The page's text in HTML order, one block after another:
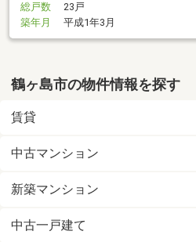
総戸数
23戸
築年月
平成1年3月
鶴ヶ島市の物件情報を探す
賃貸
中古マンション
新築マンション
中古一戸建て